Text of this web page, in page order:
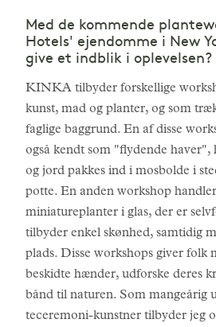
Med de kommende
Hotels' ejendomme i New
give et indblik i oplevelsen?
KINKA tilbyder forskellige
kunst, mad og planter, og som
faglige baggrund. En af disse
også kendt som "flydende haver",
og jord pakkes ind i mosbolde i
potte. En anden workshop
miniatureplanter i glas, der er
tilbyder enkel skønhed, samtidig
plads. Disse workshops giver folk
beskidte hænder, udforske deres
bånd til naturen. Som mangeårig
teceremoni-kunstner tilbyder jeg